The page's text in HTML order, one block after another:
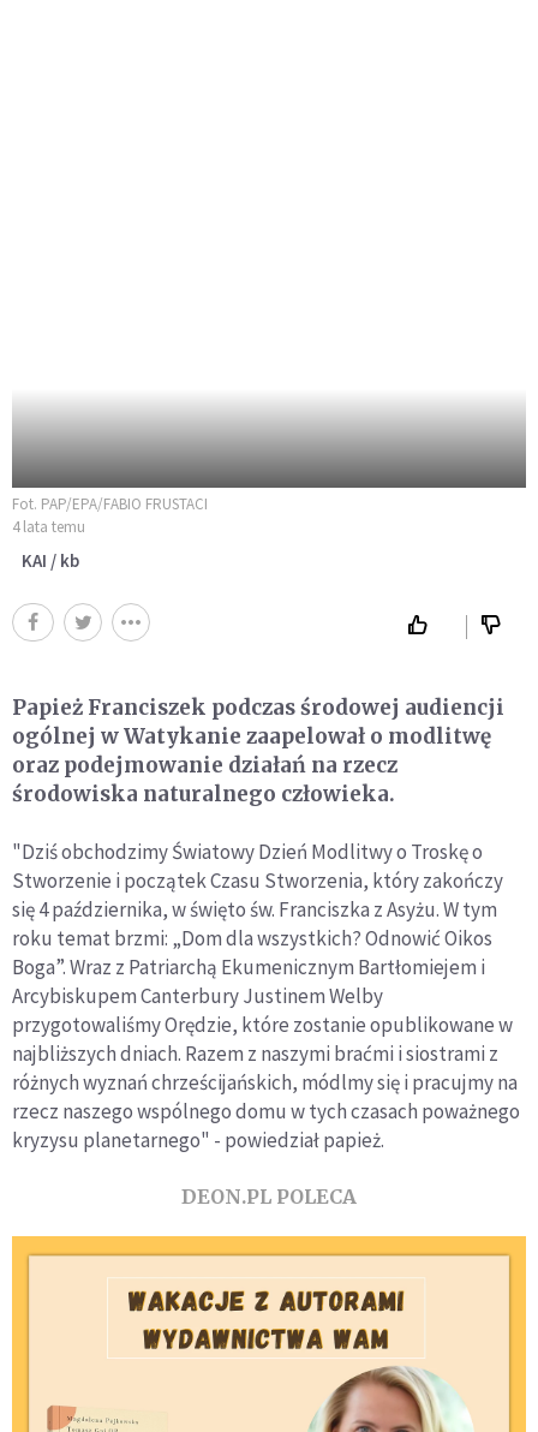
Fot. PAP/EPA/FABIO FRUSTACI
4 lata temu
KAI / kb
Papież Franciszek podczas środowej audiencji
ogólnej w Watykanie zaapelował o modlitwę
oraz podejmowanie działań na rzecz
środowiska naturalnego człowieka.
"Dziś obchodzimy Światowy Dzień Modlitwy o Troskę o
Stworzenie i początek Czasu Stworzenia, który zakończy
się 4 października, w święto św. Franciszka z Asyżu. W tym
roku temat brzmi: „Dom dla wszystkich? Odnowić Oikos
Boga”. Wraz z Patriarchą Ekumenicznym Bartłomiejem i
Arcybiskupem Canterbury Justinem Welby
przygotowaliśmy Orędzie, które zostanie opublikowane w
najbliższych dniach. Razem z naszymi braćmi i siostrami z
różnych wyznań chrześcijańskich, módlmy się i pracujmy na
rzecz naszego wspólnego domu w tych czasach poważnego
kryzysu planetarnego" - powiedział papież.
DEON.PL POLECA